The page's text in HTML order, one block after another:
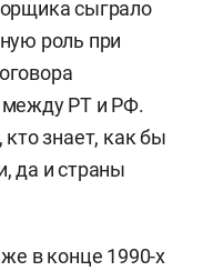
сыграло
роль при
между РТ и РФ.
знает, как бы
да и страны
в конце 1990-х